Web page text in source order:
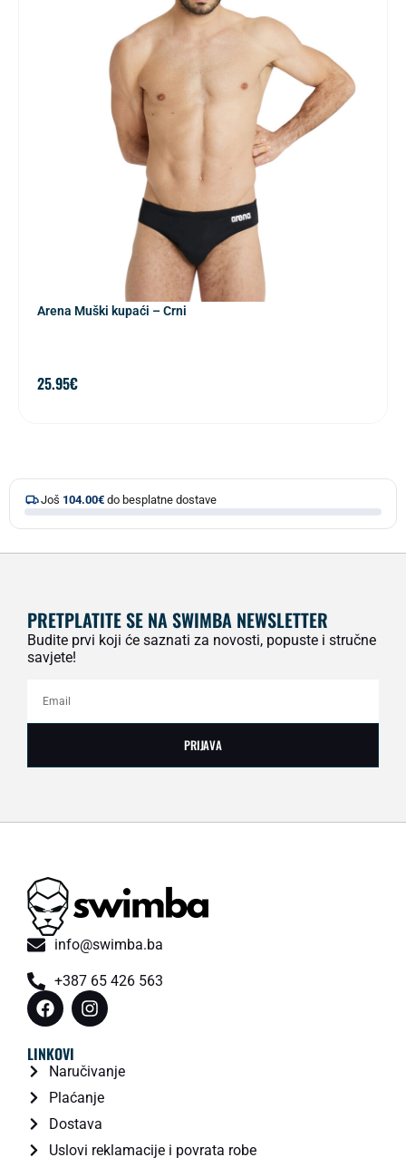
Arena Muški kupaći – Crni
25.95€
Još 104.00€ do besplatne dostave
PRETPLATITE SE NA SWIMBA NEWSLETTER
Budite prvi koji će saznati za novosti, popuste i stručne
savjete!
PRIJAVA
info@swimba.ba
+387 65 426 563
LINKOVI
Naručivanje
Plaćanje
Dostava
Uslovi reklamacije i povrata robe